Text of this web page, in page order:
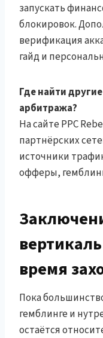
запускать
блокировок.
верификация
гайд и
Где найти
арбитража?
На сайте PPC
партнёрских
источники
офферы,
время
Пока
гемблинге и
остаётся